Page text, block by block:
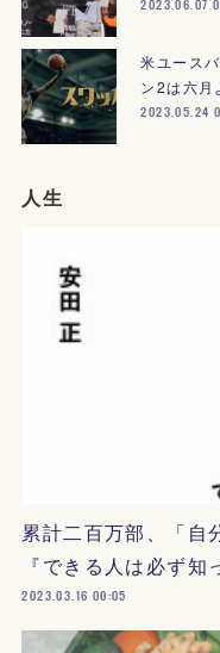
2023.06.07
米ユース
ン2は六月
2023.05.24
人生
累計二百万部、「自
『できる人は必ず知
2023.03.16 00:05